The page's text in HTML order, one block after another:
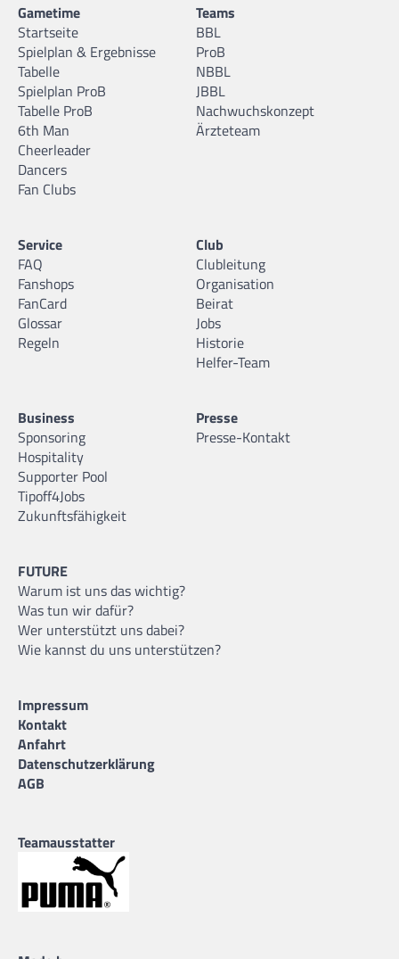
Gametime
Startseite
Spielplan & Ergebnisse
Tabelle
Spielplan ProB
Tabelle ProB
6th Man
Cheerleader
Dancers
Fan Clubs
Teams
BBL
ProB
NBBL
JBBL
Nachwuchskonzept
Ärzteteam
Service
FAQ
Fanshops
FanCard
Glossar
Regeln
Club
Clubleitung
Organisation
Beirat
Jobs
Historie
Helfer-Team
Business
Sponsoring
Hospitality
Supporter Pool
Tipoff4Jobs
Zukunftsfähigkeit
Presse
Presse-Kontakt
FUTURE
Warum ist uns das wichtig?
Was tun wir dafür?
Wer unterstützt uns dabei?
Wie kannst du uns unterstützen?
Impressum
Kontakt
Anfahrt
Datenschutzerklärung
AGB
Teamausstatter